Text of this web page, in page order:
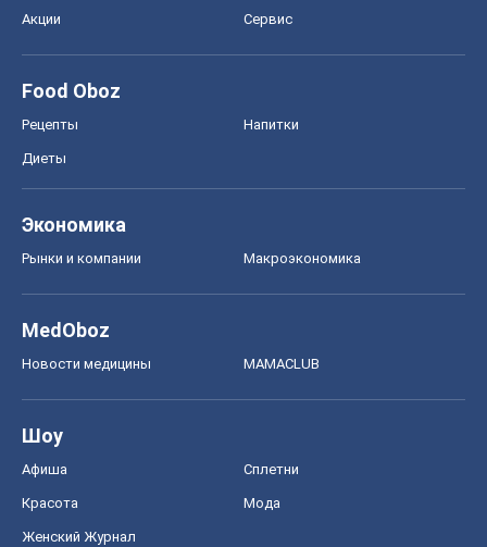
Акции Сервис
Food Oboz
Рецепты Напитки
Диеты
Экономика
Рынки и компании Mакроэкономика
MedOboz
Новости медицины MAMACLUB
Шоу
Афиша Сплетни
Красота Мода
Женский Журнал